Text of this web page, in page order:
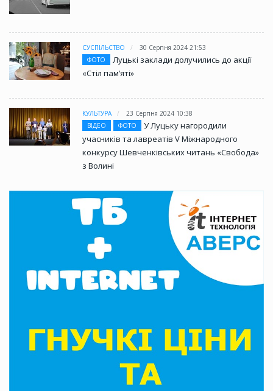
СУСПІЛЬСТВО
30 Серпня 2024 21:53
ФОТО
Луцькі заклади долучились до акції
«Стіл памʼяті»
КУЛЬТУРА
23 Серпня 2024 10:38
ВІДЕО
ФОТО
У Луцьку нагородили
учасників та лавреатів V Міжнародного
конкурсу Шевченківських читань «Свобода»
з Волині